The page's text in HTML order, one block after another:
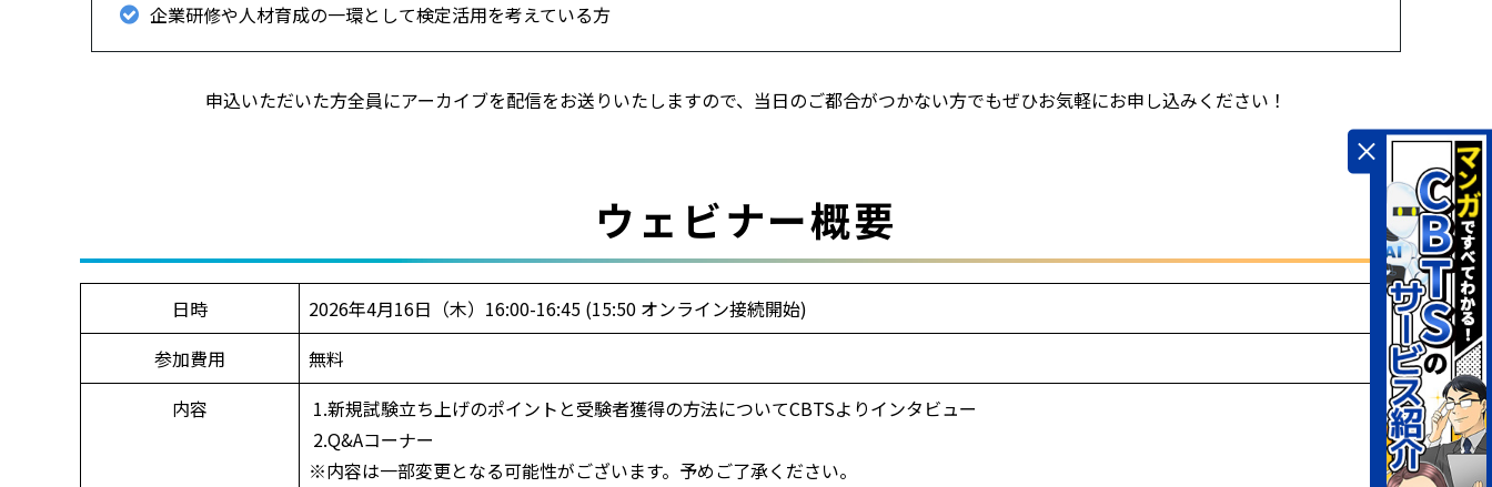
企業研修や人材育成の一環として検定活用を考えている方
申込いただいた方全員にアーカイブを配信をお送りいたしますので、当日のご都合がつかない方でもぜひお気軽にお申し込みください！
ウェビナー概要
日時
2026年4月16日（木）16:00-16:45 (15:50 オンライン接続開始)
参加費用
無料
内容
1.新規試験立ち上げのポイントと受験者獲得の方法についてCBTSよりインタビュー
2.Q&Aコーナー
※内容は一部変更となる可能性がございます。予めご了承ください。